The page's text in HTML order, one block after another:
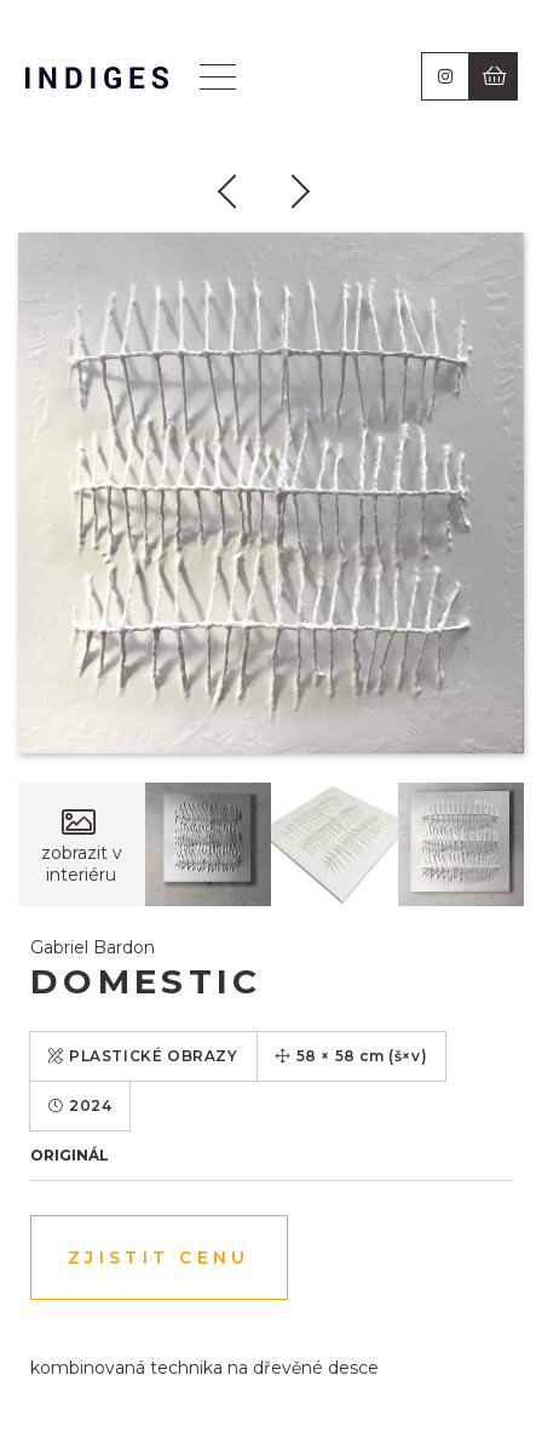
zobrazit v
interiéru
Gabriel Bardon
DOMESTIC
PLASTICKÉ OBRAZY 58 × 58 cm (š×v)
2024
ORIGINÁL
ZJISTIT CENU
kombinovaná technika na dřevěné desce